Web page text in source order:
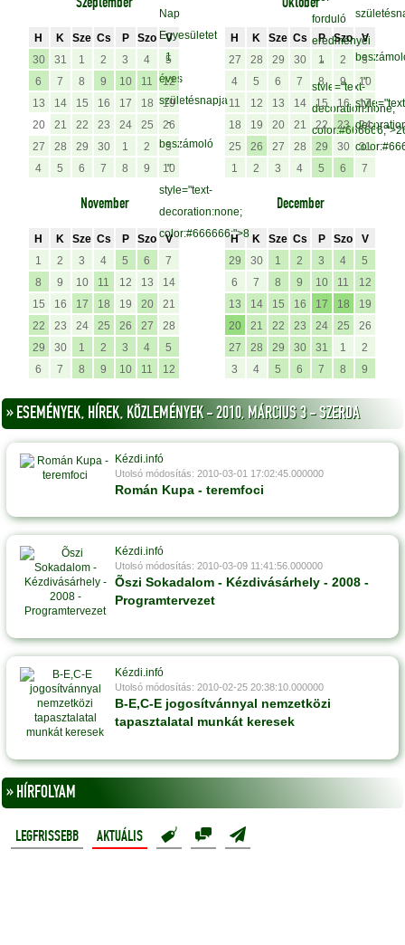
forduló
eredményei
"
style="text-
decoration:none;
Nap
Egyesületet
1
éves
születésnapja
-
beszámoló
"
style="text-
decoration:none;
color:#666666;">8
-
"
H K Sze Cs P Szo
V
30
31 1 2 3 4
5
6
7 8 9 10 11
12
13
14 15 16 17 18
19
20
21 22 23 24 25
26
27
28 29 30 1 2
3
4
5 6 7 8 9 10
H K Sze Cs P Szo
V
27
28 29 30 1 2
3
4
5 6 7 8 9
10
11
12 13 14 15 16
17
18
19 20 21 22 23
24
25
26 27 28 29 30
31
1
2 3 4 5 6 7
November
H K Sze Cs P Szo
V
1
2 3 4 5 6
7
8
9 10 11 12 13
14
15
16 17 18 19 20
21
22
23 24 25 26 27
28
29
30 1 2 3 4
5
6
7 8 9 10 11 12
December
H K Sze Cs P Szo
V
29
30 1 2 3 4
5
6
7 8 9 10 11
12
13
14 15 16 17 18
19
20
21 22 23 24 25
26
27
28 29 30 31 1
2
3
4 5 6 7 8 9
» ESEMÉNYEK, HÍREK, KÖZLEMÉNYEK - 2010, MÁRCIUS 3 - SZERDA
Kézdi.infó
Utolsó módosítás: 2010-03-01 17:02:45.000000
Román Kupa - teremfoci
Kézdi.infó
Utolsó módosítás: 2010-03-09 11:41:56.000000
Õszi Sokadalom - Kézdivásárhely - 2008 -
Programtervezet
Kézdi.infó
Utolsó módosítás: 2010-02-25 20:38:10.000000
B-E,C-E jogosítvánnyal nemzetközi
tapasztalatal munkát keresek
» HÍRFOLYAM
LEGFRISSEBB AKTUÁLIS